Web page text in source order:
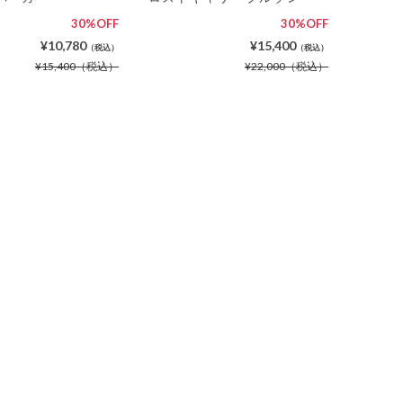
30%OFF
¥10,780（税込）
¥15,400（税込）
30%OFF
¥15,400（税込）
¥22,000（税込）